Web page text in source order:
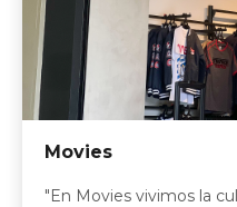
Movies
"En Movies vivimos la